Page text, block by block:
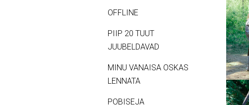
OFFLINE
PIIP 20 TUUT
JUUBELDAVAD
MINU VANAISA OSKAS
LENNATA
POBISEJA